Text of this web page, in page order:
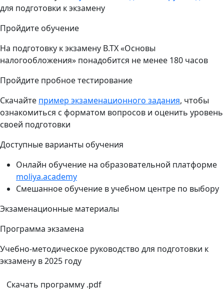
для подготовки к экзамену
Пройдите обучение
На подготовку к экзамену B.TX «Основы
налогообложения» понадобится не менее 180 часов
Пройдите пробное тестирование
Скачайте пример экзаменационного задания, чтобы
ознакомиться с форматом вопросов и оценить уровень
своей подготовки
Доступные варианты обучения
Онлайн обучение на образовательной платформе
moliya.academy
Смешанное обучение в учебном центре по выбору
Экзаменационные материалы
Программа экзамена
Учебно-методическое руководство для подготовки к
экзамену в 2025 году
Скачать программу .pdf